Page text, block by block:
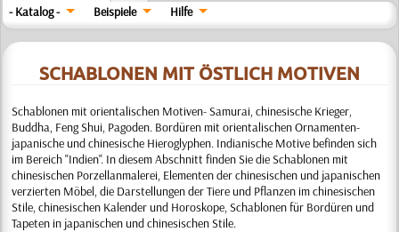
- Katalog -
Beispiele Hilfe
SCHABLONEN MIT ÖSTLICH MOTIVEN
Schablonen mit orientalischen Motiven- Samurai, chinesische Krieger,
Buddha, Feng Shui, Pagoden. Bordüren mit orientalischen Ornamenten-
japanische und chinesische Hieroglyphen. Indianische Motive befinden sich
im Bereich "Indien". In diesem Abschnitt finden Sie die Schablonen mit
chinesischen Porzellanmalerei, Elementen der chinesischen und japanischen
verzierten Möbel, die Darstellungen der Tiere und Pflanzen im chinesischen
Stile, chinesischen Kalender und Horoskope, Schablonen für Bordüren und
Tapeten in japanischen und chinesischen Stile.